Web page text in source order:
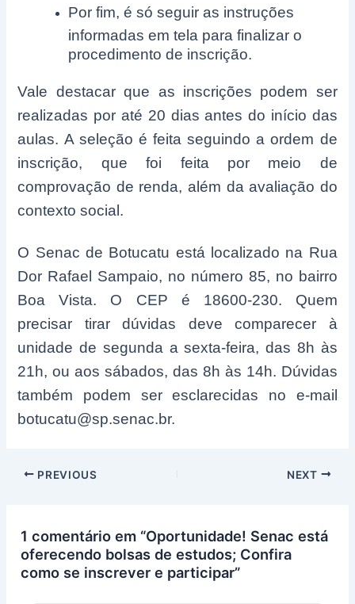
Por fim, é só seguir as instruções
informadas em tela para finalizar o
procedimento de inscrição.
Vale destacar que as inscrições podem ser
realizadas por até 20 dias antes do início das
aulas. A seleção é feita seguindo a ordem de
inscrição, que foi feita por meio de
comprovação de renda, além da avaliação do
contexto social.
O Senac de Botucatu está localizado na Rua
Dor Rafael Sampaio, no número 85, no bairro
Boa Vista. O CEP é 18600-230. Quem
precisar tirar dúvidas deve comparecer à
unidade de segunda a sexta-feira, das 8h às
21h, ou aos sábados, das 8h às 14h. Dúvidas
também podem ser esclarecidas no e-mail
botucatu@sp.senac.br.
Post
PREVIOUS NEXT
1 comentário em “Oportunidade! Senac está
oferecendo bolsas de estudos; Confira
como se inscrever e participar”